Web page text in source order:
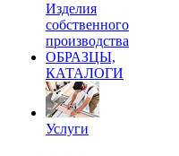
Изделия
собственного
производства
ОБРАЗЦЫ,
КАТАЛОГИ
Услуги